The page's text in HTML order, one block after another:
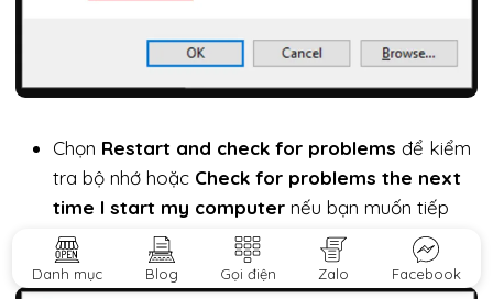
Chọn Restart and check for problems để kiểm
tra bộ nhớ hoặc Check for problems the next
time I start my computer nếu bạn muốn tiếp
tục làm việc và kiểm tra bộ nhớ.
Danh mục Blog Gọi điện Zalo Facebook